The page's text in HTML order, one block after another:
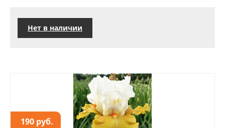
Нет в наличии
190 руб.